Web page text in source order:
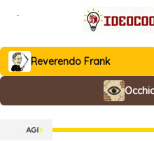
Reverendo Frank